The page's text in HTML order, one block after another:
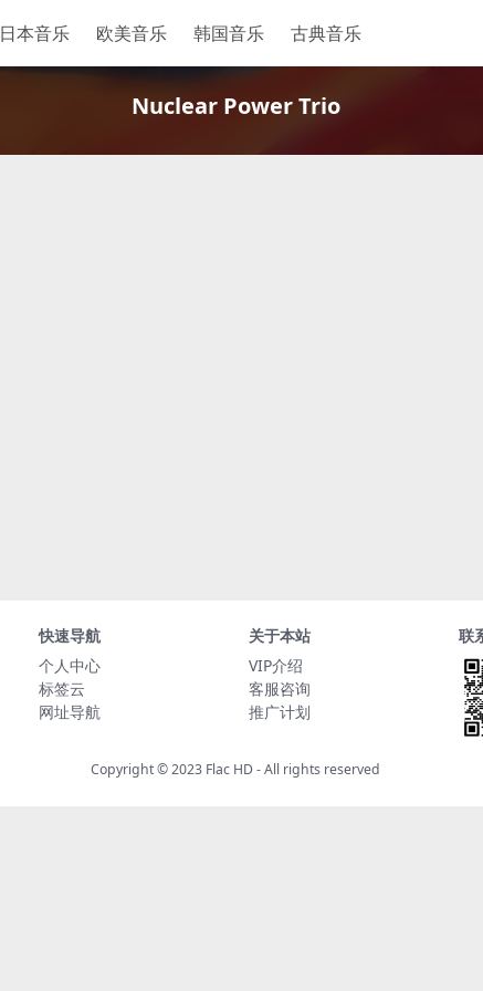
日本音乐 欧美音乐 韩国音乐 古典音乐
Nuclear Power Trio
快速导航
个人中心
标签云
网址导航
关于本站
VIP介绍
客服咨询
推广计划
联
Copyright © 2023 Flac HD- All rights reserved